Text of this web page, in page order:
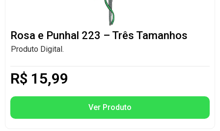
Rosa e Punhal 223 – Três Tamanhos
Produto Digital.
R$ 15,99
Ver Produto